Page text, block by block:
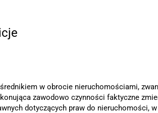
w obrocie nieruchomościami,
zawodowo czynności faktyczne
dotyczących praw do nieruchomości,